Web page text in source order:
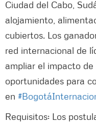
Ciudad del Cabo,
alojamiento,
cubiertos. Los
red internacional de
ampliar el impacto
oportunidades para
en
Requisitos: Los